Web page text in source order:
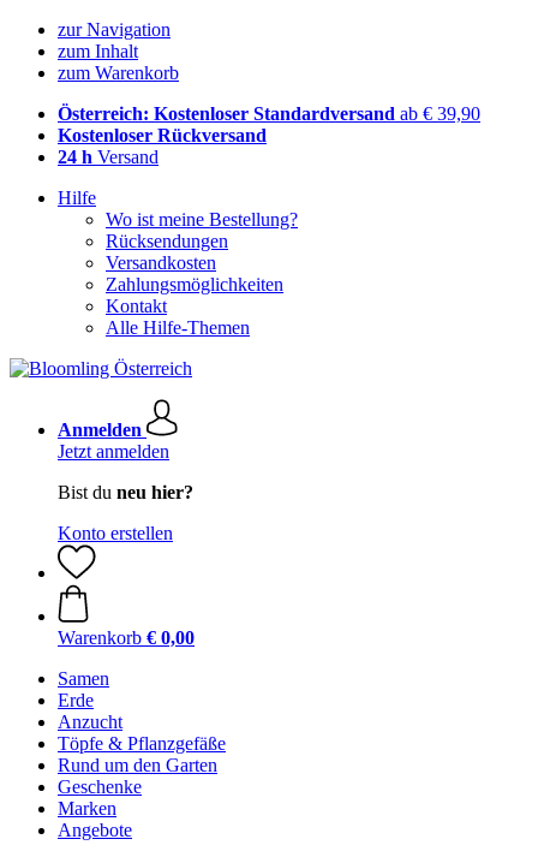
zur Navigation
zum Inhalt
zum Warenkorb
Österreich: Kostenloser Standardversand ab € 39,90
Kostenloser Rückversand
24 h Versand
Hilfe
Wo ist meine Bestellung?
Rücksendungen
Versandkosten
Zahlungsmöglichkeiten
Kontakt
Alle Hilfe-Themen
Anmelden
Jetzt anmelden
Bist du neu hier?
Konto erstellen
Warenkorb € 0,00
Samen
Erde
Anzucht
Töpfe & Pflanzgefäße
Rund um den Garten
Geschenke
Marken
Angebote